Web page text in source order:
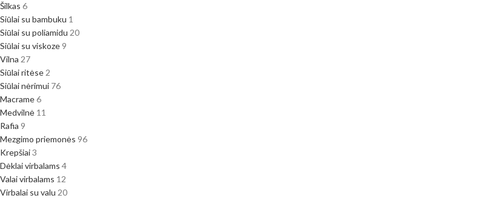
Šilkas 6
Siūlai su bambuku 1
Siūlai su poliamidu 20
Siūlai su viskoze 9
Vilna 27
Siūlai ritėse 2
Siūlai nėrimui 76
Macrame6
Medvilnė 11
Rafia 9
Mezgimo priemonės 96
Krepšiai3
Dėklai virbalams 4
Valai virbalams 12
Virbalai su valu 20